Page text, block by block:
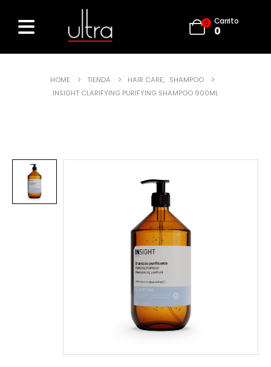
0 Carrito
0
HOME TIENDA HAIR CARE, SHAMPOO
INSIGHT CLARIFYING PURIFYING SHAMPOO 900ML